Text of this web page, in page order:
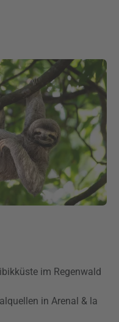
im Regenwald
in Arenal & la